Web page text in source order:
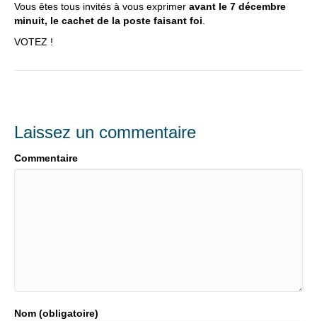
Vous êtes tous invités à vous exprimer avant le 7 décembre
minuit, le cachet de la poste faisant foi
VOTEZ !
Laissez un commentaire
Commentaire
Nom (obligatoire)